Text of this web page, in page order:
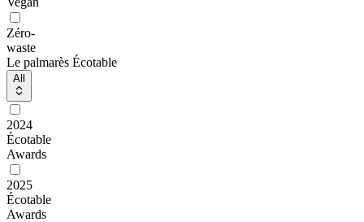
Zéro-
waste
Le palmarès Écotable
All
2024
Écotable
Awards
2025
Écotable
Awards